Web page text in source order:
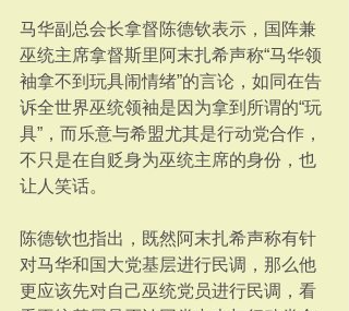
马华副总会长拿督陈德钦表示，国阵兼
巫统主席拿督斯里阿末扎希声称“马华领
袖拿不到玩具闹情绪”的言论，如同在告
诉全世界巫统领袖是因为拿到所谓的“玩
具”，而乐意与希盟尤其是行动党合作，
不只是在自贬身为巫统主席的身份，也
让人笑话。
陈德钦也指出，既然阿末扎希声称有针
对马华和国大党基层进行民调，那么他
更应该先对自己巫统党员进行民调，看